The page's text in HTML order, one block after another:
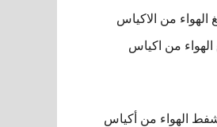
الهواء من الاكياس
الهواء من اكياس
الهواء من أكياس